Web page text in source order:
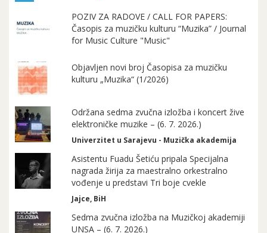
POZIV ZA RADOVE / CALL FOR PAPERS:
Časopis za muzičku kulturu “Muzika” / Journal
for Music Culture "Music"
Objavljen novi broj Časopisa za muzičku
kulturu „Muzika“ (1/2026)
Održana sedma zvučna izložba i koncert žive
elektroničke muzike – (6. 7. 2026.)
Univerzitet u Sarajevu - Muzička akademija
Asistentu Fuadu Šetiću pripala Specijalna
nagrada žirija za maestralno orkestralno
vođenje u predstavi Tri boje cvekle
Jajce, BiH
Sedma zvučna izložba na Muzičkoj akademiji
UNSA – (6. 7. 2026.)